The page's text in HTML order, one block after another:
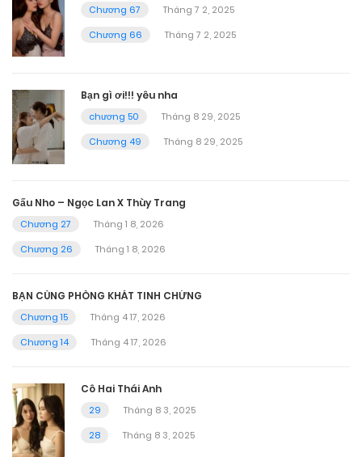
Chương 67
Tháng 7 2, 2025
Chương 66
Tháng 7 2, 2025
Bạn gì ơi!!! yêu nha
chương 50
Tháng 8 29, 2025
Chương 49
Tháng 8 29, 2025
Gấu Nho – Ngọc Lan X Thùy Trang
Chương 27
Tháng 1 8, 2026
Chương 26
Tháng 1 8, 2026
BẠN CÙNG PHÒNG KHÁT TINH CHỨNG
Chương 15
Tháng 4 17, 2026
Chương 14
Tháng 4 17, 2026
Cô Hai Thái Anh
29
Tháng 8 3, 2025
28
Tháng 8 3, 2025